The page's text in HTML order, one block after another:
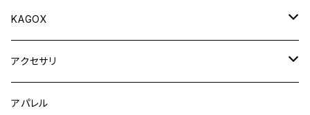
KAGOX
KAGOX ONE
KAGOX ONE with Clips
KAGOX BIZ
アクセサリ
フィギュア
アパレル